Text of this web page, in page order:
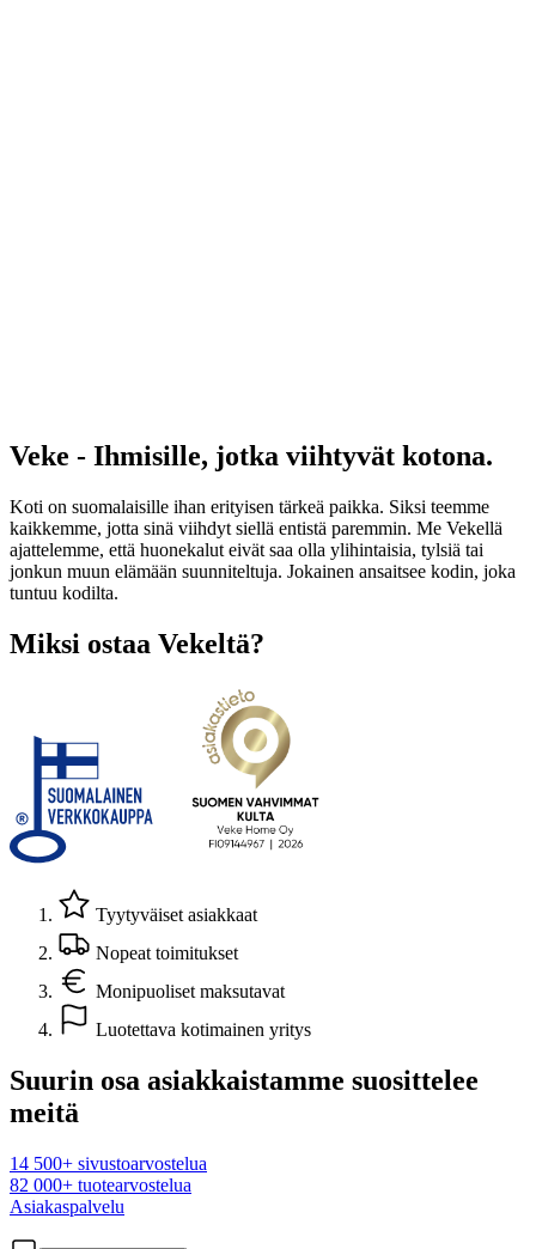
Veke - Ihmisille, jotka viihtyvät kotona.
Koti on suomalaisille ihan erityisen tärkeä paikka. Siksi teemme
kaikkemme, jotta sinä viihdyt siellä entistä paremmin. Me Vekellä
ajattelemme, että huonekalut eivät saa olla ylihintaisia, tylsiä tai
jonkun muun elämään suunniteltuja. Jokainen ansaitsee kodin, joka
tuntuu kodilta.
Miksi ostaa Vekeltä?
Tyytyväiset asiakkaat
Nopeat toimitukset
Monipuoliset maksutavat
Luotettava kotimainen yritys
Suurin osa asiakkaistamme suosittelee
meitä
14 500+ sivustoarvostelua
82 000+ tuotearvostelua
Asiakaspalvelu